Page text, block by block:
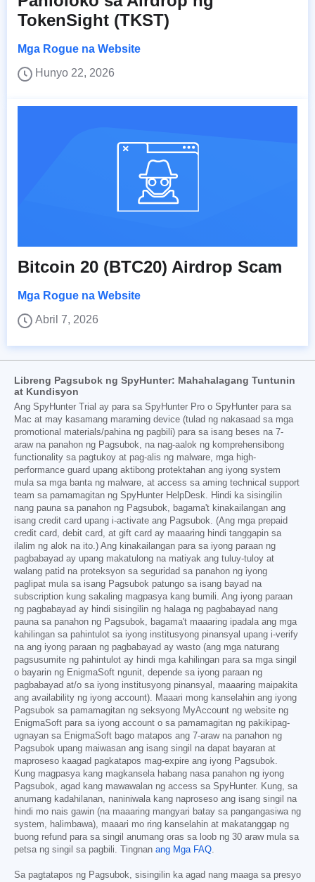
TokenSight (TKST)
Mga Rogue na Website
Hunyo 22, 2026
Bitcoin 20 (BTC20) Airdrop Scam
Mga Rogue na Website
Abril 7, 2026
Libreng Pagsubok ng SpyHunter: Mahahalagang Tuntunin
at Kundisyon
Ang SpyHunter Trial ay para sa SpyHunter Pro o SpyHunter para sa
Mac at may kasamang maraming device (tulad ng nakasaad sa mga
promotional materials/pahina ng pagbili) para sa isang beses na 7-
araw na panahon ng Pagsubok, na nag-aalok ng komprehensibong
functionality sa pagtukoy at pag-alis ng malware, mga high-
performance guard upang aktibong protektahan ang iyong system
mula sa mga banta ng malware, at access sa aming technical support
team sa pamamagitan ng SpyHunter HelpDesk. Hindi ka sisingilin
nang pauna sa panahon ng Pagsubok, bagama't kinakailangan ang
isang credit card upang i-activate ang Pagsubok. (Ang mga prepaid
credit card, debit card, at gift card ay maaaring hindi tanggapin sa
ilalim ng alok na ito.) Ang kinakailangan para sa iyong paraan ng
pagbabayad ay upang makatulong na matiyak ang tuluy-tuloy at
walang patid na proteksyon sa seguridad sa panahon ng iyong
paglipat mula sa isang Pagsubok patungo sa isang bayad na
subscription kung sakaling magpasya kang bumili. Ang iyong paraan
ng pagbabayad ay hindi sisingilin ng halaga ng pagbabayad nang
pauna sa panahon ng Pagsubok, bagama't maaaring ipadala ang mga
kahilingan sa pahintulot sa iyong institusyong pinansyal upang i-verify
na ang iyong paraan ng pagbabayad ay wasto (ang mga naturang
pagsusumite ng pahintulot ay hindi mga kahilingan para sa mga singil
o bayarin ng EnigmaSoft ngunit, depende sa iyong paraan ng
pagbabayad at/o sa iyong institusyong pinansyal, maaaring maipakita
ang availability ng iyong account). Maaari mong kanselahin ang iyong
Pagsubok sa pamamagitan ng seksyong MyAccount ng website ng
EnigmaSoft para sa iyong account o sa pamamagitan ng pakikipag-
ugnayan sa EnigmaSoft bago matapos ang 7-araw na panahon ng
Pagsubok upang maiwasan ang isang singil na dapat bayaran at
maproseso kaagad pagkatapos mag-expire ang iyong Pagsubok.
Kung magpasya kang magkansela habang nasa panahon ng iyong
Pagsubok, agad kang mawawalan ng access sa SpyHunter. Kung, sa
anumang kadahilanan, naniniwala kang naproseso ang isang singil na
hindi mo nais gawin (na maaaring mangyari batay sa pangangasiwa ng
system, halimbawa), maaari mo ring kanselahin at makatanggap ng
buong refund para sa singil anumang oras sa loob ng 30 araw mula sa
petsa ng singil sa pagbili. Tingnan ang Mga FAQ.
Sa pagtatapos ng Pagsubok, sisingilin ka agad nang maaga sa presyo